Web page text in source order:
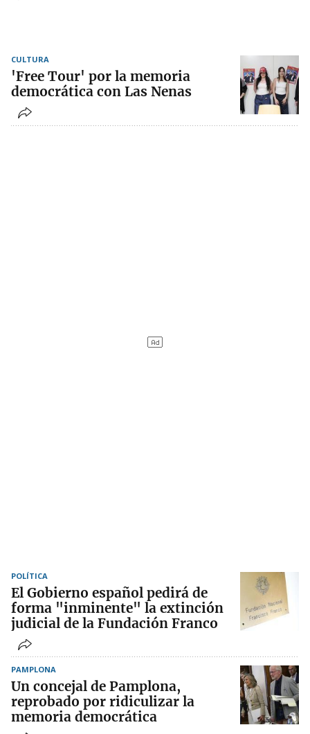
CULTURA
'Free Tour' por la memoria
democrática con Las Nenas
POLÍTICA
El Gobierno español pedirá de
forma "inminente" la extinción
judicial de la Fundación Franco
PAMPLONA
Un concejal de Pamplona,
reprobado por ridiculizar la
memoria democrática